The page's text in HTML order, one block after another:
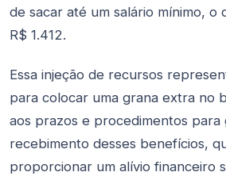
de sacar até um salário mínimo, o
R$ 1.412.
Essa injeção de recursos
para colocar uma grana extra no
aos prazos e procedimentos para
recebimento desses benefícios,
proporcionar um alívio financeiro